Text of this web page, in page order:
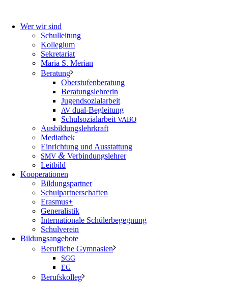
Wer wir sind
Schulleitung
Kollegium
Sekretariat
Maria S. Merian
Beratung
Oberstufenberatung
Beratungslehrerin
Jugendsozialarbeit
AV dual-Begleitung
Schulsozialarbeit VABO
Ausbildungslehrkraft
Mediathek
Einrichtung und Ausstattung
SMV & Verbindungslehrer
Leitbild
Kooperationen
Bildungspartner
Schulpartnerschaften
Erasmus+
Generalistik
Internationale Schülerbegegnung
Schulverein
Bildungsangebote
Berufliche Gymnasien
SGG
EG
Berufskolleg